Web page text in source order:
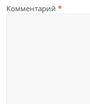
Комментарий*